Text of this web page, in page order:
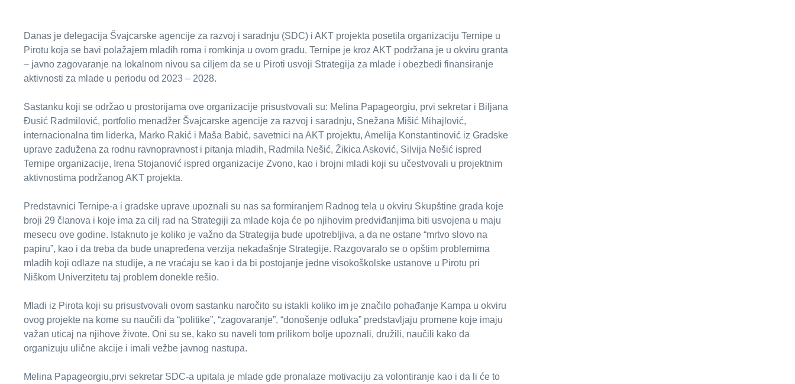
Danas je delegacija Švajcarske agencije za razvoj i saradnju (SDC) i AKT projekta posetila organizaciju Ternipe u
Pirotu koja se bavi polažajem mladih roma i romkinja u ovom gradu. Ternipe je kroz AKT podržana je u okviru granta
– javno zagovaranje na lokalnom nivou sa ciljem da se u Piroti usvoji Strategija za mlade i obezbedi finansiranje
aktivnosti za mlade u periodu od 2023 – 2028.
Sastanku koji se održao u prostorijama ove organizacije prisustvovali su: Melina Papageorgiu, prvi sekretar i Biljana
Đusić Radmilović, portfolio menadžer Švajcarske agencije za razvoj i saradnju, Snežana Mišić Mihajlović,
internacionalna tim liderka, Marko Rakić i Maša Babić, savetnici na AKT projektu, Amelija Konstantinović iz Gradske
uprave zadužena za rodnu ravnopravnost i pitanja mladih, Radmila Nešić, Žikica Asković, Silvija Nešić ispred
Ternipe organizacije, Irena Stojanović ispred organizacije Zvono, kao i brojni mladi koji su učestvovali u projektnim
aktivnostima podržanog AKT projekta.
Predstavnici Ternipe-a i gradske uprave upoznali su nas sa formiranjem Radnog tela u okviru Skupštine grada koje
broji 29 članova i koje ima za cilj rad na Strategiji za mlade koja će po njihovim predviđanjima biti usvojena u maju
mesecu ove godine. Istaknuto je koliko je važno da Strategija bude upotrebljiva, a da ne ostane “mrtvo slovo na
papiru”, kao i da treba da bude unapređena verzija nekadašnje Strategije. Razgovaralo se o opštim problemima
mladih koji odlaze na studije, a ne vraćaju se kao i da bi postojanje jedne visokoškolske ustanove u Pirotu pri
Niškom Univerzitetu taj problem donekle rešio.
Mladi iz Pirota koji su prisustvovali ovom sastanku naročito su istakli koliko im je značilo pohađanje Kampa u okviru
ovog projekte na kome su naučili da “politike”, “zagovaranje”, “donošenje odluka” predstavljaju promene koje imaju
važan uticaj na njihove živote. Oni su se, kako su naveli tom prilikom bolje upoznali, družili, naučili kako da
organizuju ulične akcije i imali vežbe javnog nastupa.
Melina Papageorgiu,prvi sekretar SDC-a upitala je mlade gde pronalaze motivaciju za volontiranje kao i da li će to